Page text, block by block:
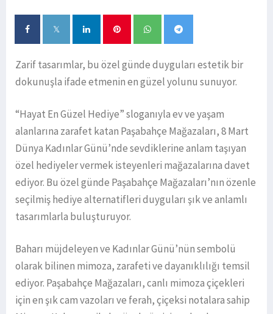
Zarif tasarımlar, bu özel günde duyguları estetik bir
dokunuşla ifade etmenin en güzel yolunu sunuyor.
“Hayat En Güzel Hediye” sloganıyla ev ve yaşam
alanlarına zarafet katan Paşabahçe Mağazaları, 8 Mart
Dünya Kadınlar Günü’nde sevdiklerine anlam taşıyan
özel hediyeler vermek isteyenleri mağazalarına davet
ediyor. Bu özel günde Paşabahçe Mağazaları’nın özenle
seçilmiş hediye alternatifleri duyguları şık ve anlamlı
tasarımlarla buluşturuyor.
Baharı müjdeleyen ve Kadınlar Günü’nün sembolü
olarak bilinen mimoza, zarafeti ve dayanıklılığı temsil
ediyor. Paşabahçe Mağazaları, canlı mimoza çiçekleri
için en şık cam vazoları ve ferah, çiçeksi notalara sahip